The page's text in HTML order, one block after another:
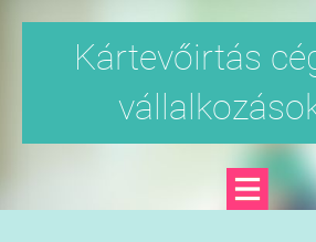
Kártevőirtás